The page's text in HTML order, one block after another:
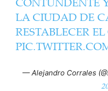
LA CIUDAD DE
RESTABLECER
— Alejandro Corrales